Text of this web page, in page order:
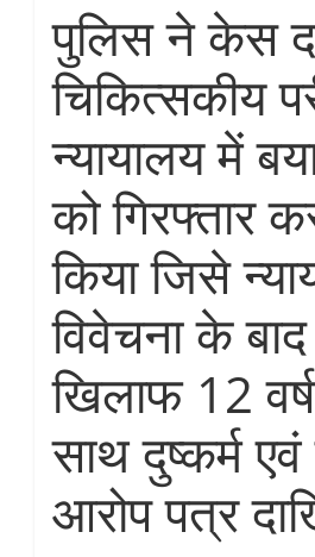
पुलिस ने केस
चिकित्सकीय
न्यायालय में
को गिरफ्तार
किया जिसे
विवेचना के
खिलाफ 12
साथ दुष्कर्म
आरोप पत्र